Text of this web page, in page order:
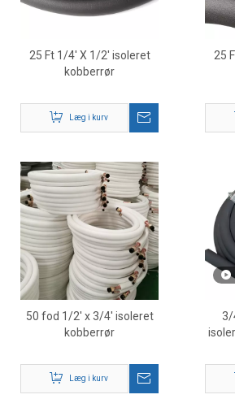
25 Ft 1/4' X 1/2' isoleret
kobberrør
Læg i kurv
25
50 fod 1/2' x 3/4' isoleret
kobberrør
Læg i kurv
3/